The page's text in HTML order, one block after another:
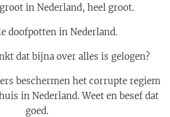
in Nederland, heel groot.
doofpotten in Nederland.
dat bijna over alles is gelogen?
beschermen het corrupte regiem
in Nederland. Weet en besef dat
goed.